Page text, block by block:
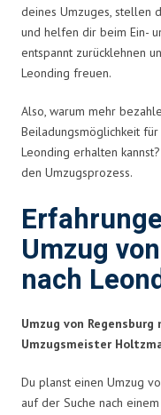
deines Umzuges, stellen
und helfen dir beim Ein-
entspannt zurücklehnen
Leonding freuen.
Also, warum mehr
Beiladungsmöglichkeit
Leonding erhalten
den Umzugsprozess.
Umzug
nach
Umzug von
Umzugsmeister
Du planst einen Umzug
auf der Suche nach